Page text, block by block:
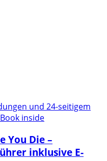
und 24-seitigem
inside
You Die –
inklusive E-